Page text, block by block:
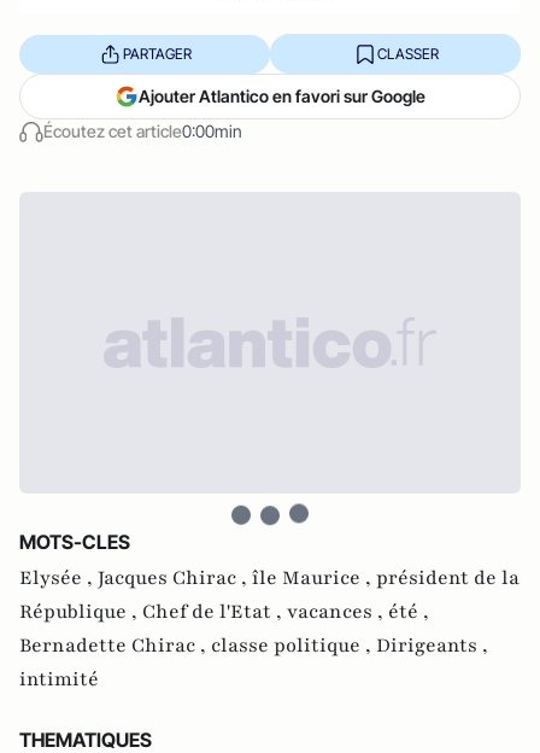
Écoutez cet article0:00min
PARTAGER CLASSER
Ajouter Atlantico en favori sur Google
MOTS-CLES
Elysée , Jacques Chirac , île Maurice , président de la
République , Chef de l'Etat , vacances , été ,
Bernadette Chirac , classe politique , Dirigeants ,
intimité
THEMATIQUES